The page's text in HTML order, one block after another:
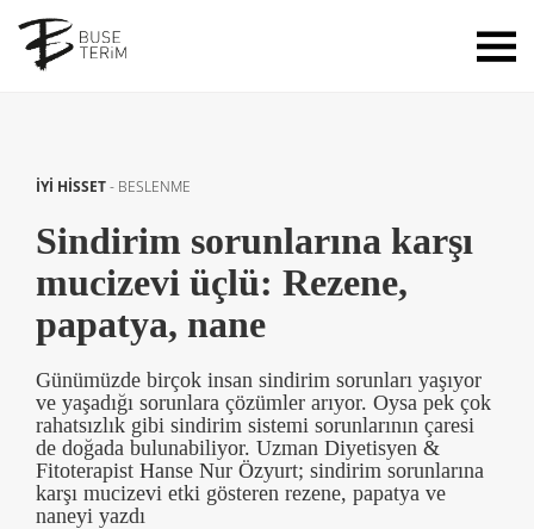
İYİ HİSSET- BESLENME
Sindirim sorunlarına karşı
mucizevi üçlü: Rezene,
papatya, nane
Günümüzde birçok insan sindirim sorunları yaşıyor
ve yaşadığı sorunlara çözümler arıyor. Oysa pek çok
rahatsızlık gibi sindirim sistemi sorunlarının çaresi
de doğada bulunabiliyor. Uzman Diyetisyen &
Fitoterapist Hanse Nur Özyurt; sindirim sorunlarına
karşı mucizevi etki gösteren rezene, papatya ve
naneyi yazdı